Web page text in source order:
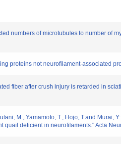
numbers of microtubules to number
proteins not neurofilament-associated
fiber after crush injury is retarded in
M., Yamamoto, T., Hojo, T.and
quail deficient in neurofilaments." Acta